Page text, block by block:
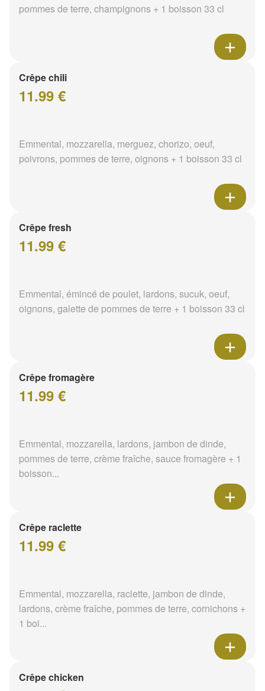
pommes de terre, champignons + 1 boisson 33 cl
Crêpe chili
11.99 €
Emmental, mozzarella, merguez, chorizo, oeuf,
poivrons, pommes de terre, oignons + 1 boisson 33 cl
Crêpe fresh
11.99 €
Emmental, émincé de poulet, lardons, sucuk, oeuf,
oignons, galette de pommes de terre + 1 boisson 33 cl
Crêpe fromagère
11.99 €
Emmental, mozzarella, lardons, jambon de dinde,
pommes de terre, crème fraîche, sauce fromagère + 1
boisson...
Crêpe raclette
11.99 €
Emmental, mozzarella, raclette, jambon de dinde,
lardons, crème fraîche, pommes de terre, cornichons +
1 boi...
Crêpe chicken